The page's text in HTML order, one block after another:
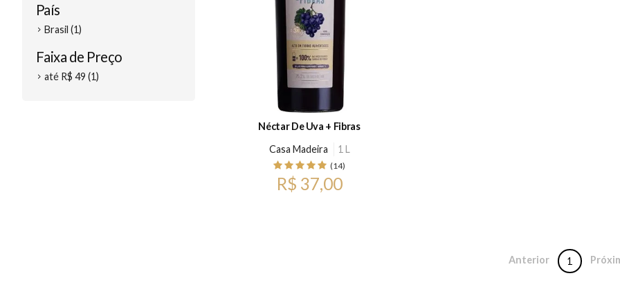
País
Brasil (1)
Faixa de Preço
até R$ 49 (1)
Néctar De Uva + Fibras
Casa Madeira
1 L
(14)
R$ 37,00
Anterior 1